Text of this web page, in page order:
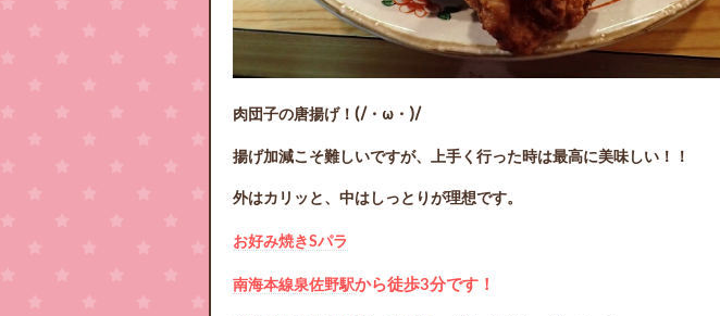
肉団子の唐揚げ！(/・ω・)/
揚げ加減こそ難しいですが、上手く行った時は最高に美味しい！！
外はカリッと、中はしっとりが理想です。
お好み焼きSパラ
南海本線泉佐野駅から徒歩3分です！